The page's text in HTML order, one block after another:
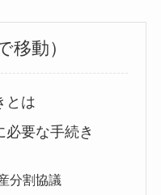
移動）
とは
必要な手続き
分割協議